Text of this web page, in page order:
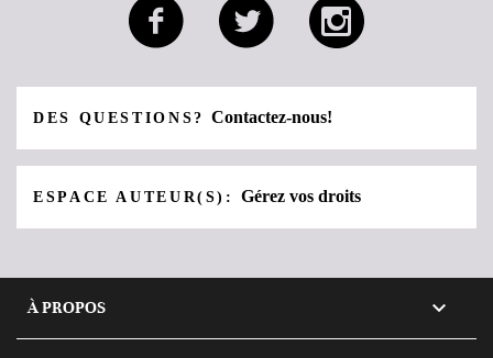
DES QUESTIONS?Contactez-nous!
ESPACE AUTEUR(S):Gérez vos droits
À PROPOS 